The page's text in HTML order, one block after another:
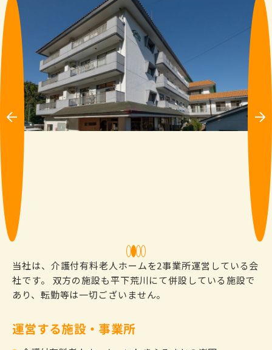
vio
Ne
xt
1 234
当社は、介護付有料老人ホームを2事業所運営している会
社です。 双方の施設も平下荒川にて併設している施設で
あり、転勤等は一切ございません。
運営する施設・事業所